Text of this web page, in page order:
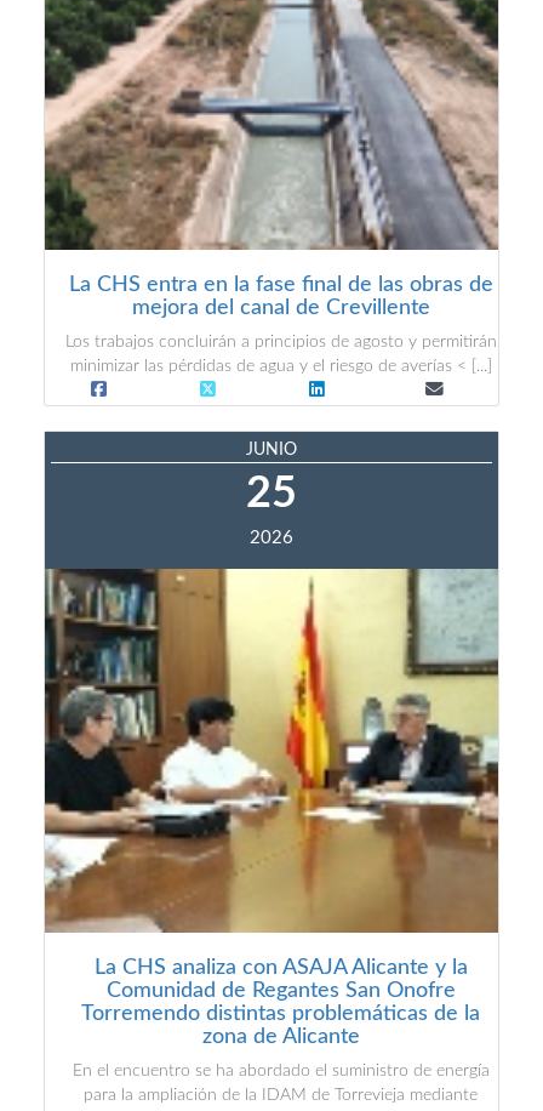
La CHS entra en la fase final de las obras de
mejora del canal de Crevillente
Los trabajos concluirán a principios de agosto y permitirán
minimizar las pérdidas de agua y el riesgo de averías < [...]
JUNIO
25
2026
La CHS analiza con ASAJA Alicante y la
Comunidad de Regantes San Onofre
Torremendo distintas problemáticas de la
zona de Alicante
En el encuentro se ha abordado el suministro de energía
para la ampliación de la IDAM de Torrevieja mediante